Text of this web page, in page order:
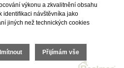
výkonu a zkvalitnění obsahu
identifikaci návštěvníka jako
jiných než technických cookies
Přijímám vše